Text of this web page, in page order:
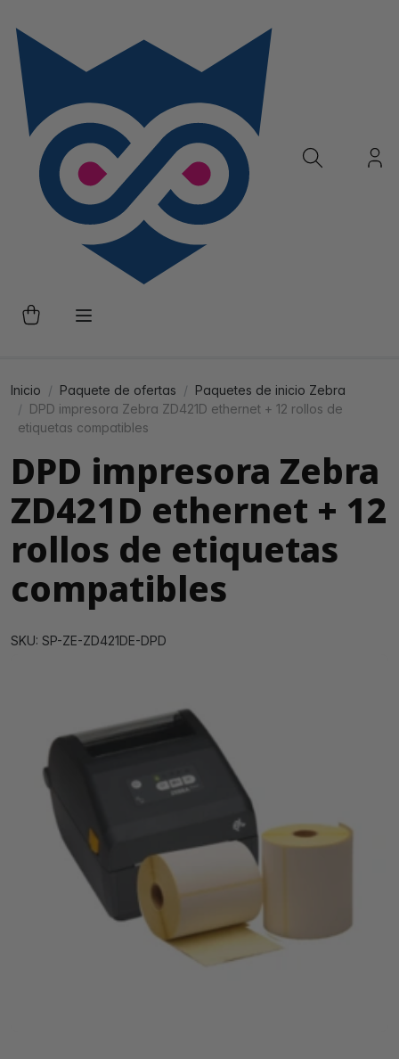
Inicio Paquete de ofertas
Paquetes de inicio Zebra
DPD impresora Zebra ZD421D ethernet + 12 rollos de
etiquetas compatibles
DPD impresora Zebra
ZD421D ethernet + 12
rollos de etiquetas
compatibles
SKU: SP-ZE-ZD421DE-DPD